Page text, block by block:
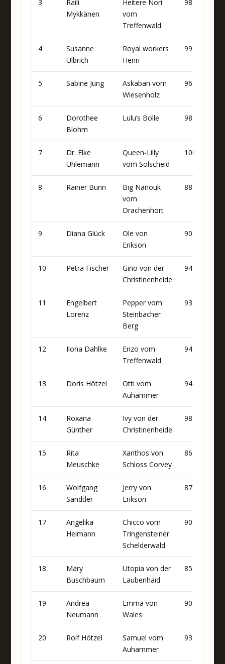
3
Raili
Mykkänen
Heitere Nori
vom
Treffenwald
98
4
Susanne
Ulbrich
Royal workers
Henri
99
5 Sabine Jung
Askaban vom
Wiesenholz
96
6
Dorothee
Blohm
Lulu’s Bolle 98
7
Dr. Elke
Uhlemann
Queen-Lilly
vom Solscheid
100
8 Rainer Bunn
Big Nanouk
vom
Drachenhort
88
9 Diana Glück
Ole von
Erikson
90
10 Petra Fischer
Gino von der
Christinenheide
94
11
Engelbert
Lorenz
Pepper vom
Steinbacher
Berg
93
12 Ilona Dahlke
Enzo vom
Treffenwald
94
13 Doris Hötzel
Otti vom
Auhammer
94
14
Roxana
Günther
Ivy von der
Christinenheide
98
15
Rita
Meuschke
Xanthos von
Schloss Corvey
86
16
Wolfgang
Sandtler
Jerry von
Erikson
87
17
Angelika
Heimann
Chicco vom
Tringensteiner
Schelderwald
90
18
Mary
Buschbaum
Utopia von der
Laubenhaid
85
19
Andrea
Neumann
Emma von
Wales
90
20 Rolf Hötzel
Samuel vom
Auhammer
93